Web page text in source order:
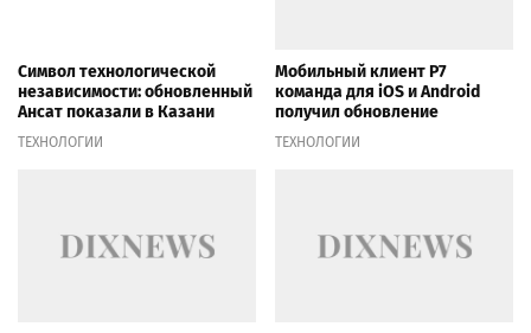
Символ технологической
независимости: обновленный
Ансат показали в Казани
ТЕХНОЛОГИИ
Мобильный клиент Р7
команда для iOS и Android
получил обновление
ТЕХНОЛОГИИ